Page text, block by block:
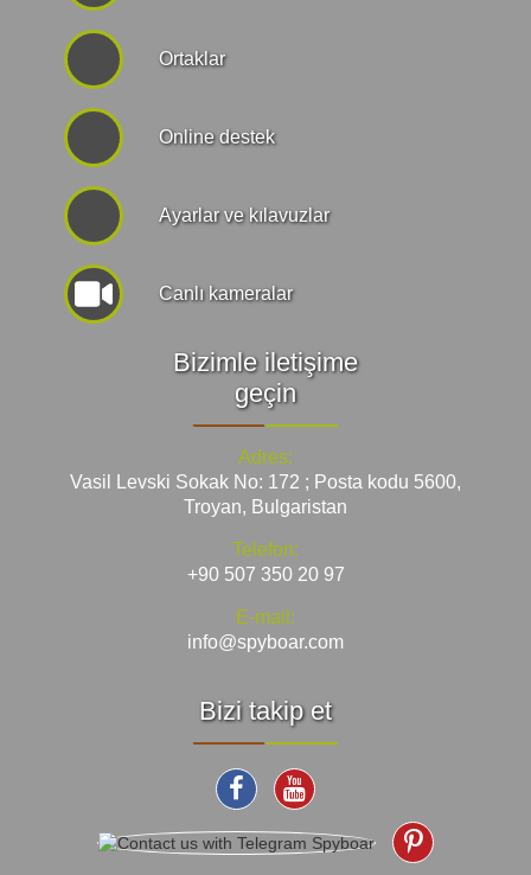
Ortaklar
Online destek
Ayarlar ve kılavuzlar
Canlı kameralar
Bizimle iletişime
geçin
Adres:
Vasil Levski Sokak No: 172 ; Posta kodu 5600,
Troyan, Bulgaristan
Telefon:
+90 507 350 20 97
E-mail:
info@spyboar.com
Bizi takip et